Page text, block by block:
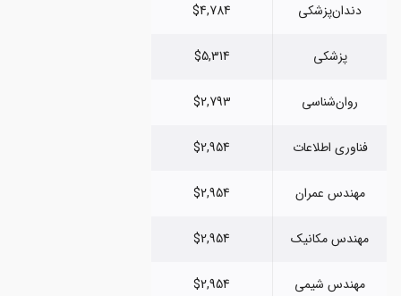
دندان‌پزشکی $4,784
پزشکی $5,314
روان‌شناسی $2,793
فناوری اطلاعات $2,954
مهندس عمران $2,954
مهندس مکانیک $2,954
مهندس شیمی $2,954